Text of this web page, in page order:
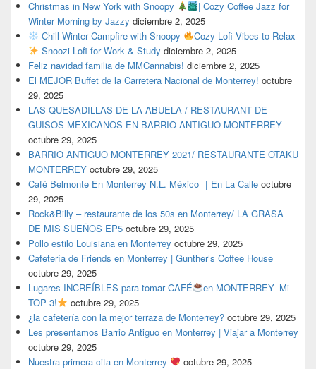
Christmas in New York with Snoopy
| Cozy Coffee Jazz for
Winter Morning by Jazzy diciembre 2, 2025
Chill Winter Campfire with Snoopy
Cozy Lofi Vibes to Relax
Snoozi Lofi for Work & Study diciembre 2, 2025
Feliz navidad familia de MMCannabis! diciembre 2, 2025
El MEJOR Buffet de la Carretera Nacional de Monterrey! octubre
29, 2025
LAS QUESADILLAS DE LA ABUELA / RESTAURANT DE
GUISOS MEXICANOS EN BARRIO ANTIGUO MONTERREY
octubre 29, 2025
BARRIO ANTIGUO MONTERREY 2021/ RESTAURANTE OTAKU
MONTERREY octubre 29, 2025
Café Belmonte En Monterrey N.L. México ｜En La Calle octubre
29, 2025
Rock&Billy – restaurante de los 50s en Monterrey/ LA GRASA
DE MIS SUEÑOS EP5 octubre 29, 2025
Pollo estilo Louisiana en Monterrey octubre 29, 2025
Cafetería de Friends en Monterrey | Gunther’s Coffee House
octubre 29, 2025
Lugares INCREÍBLES para tomar CAFÉ
en MONTERREY- Mi
TOP 3!
octubre 29, 2025
¿la cafetería con la mejor terraza de Monterrey? octubre 29, 2025
Les presentamos Barrio Antiguo en Monterrey | Viajar a Monterrey
octubre 29, 2025
Nuestra primera cita en Monterrey
octubre 29, 2025